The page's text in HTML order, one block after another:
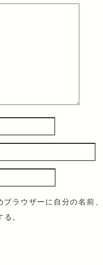
ラウザーに自分の名前、
。